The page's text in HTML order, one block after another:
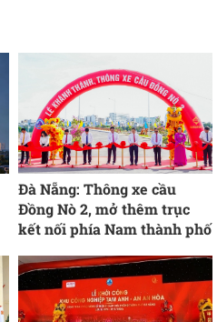
Đà Nẵng: Thông xe cầu
Đồng Nò 2, mở thêm trục
kết nối phía Nam thành phố